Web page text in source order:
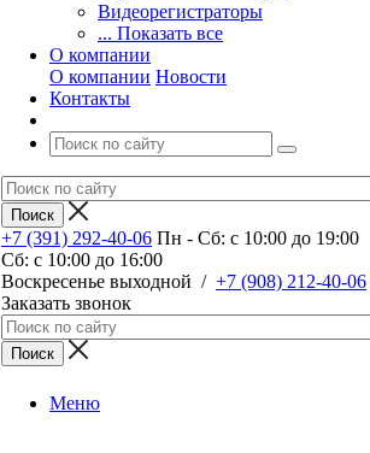
Видеорегистраторы
... Показать все
О компании
О компании Новости
Контакты
+7 (391) 292-40-06 Пн - Сб: c 10:00 до 19:00
Сб: c 10:00 до 16:00
​Воскресенье выходной / +7 (908) 212-40-06
Заказать звонок
Меню